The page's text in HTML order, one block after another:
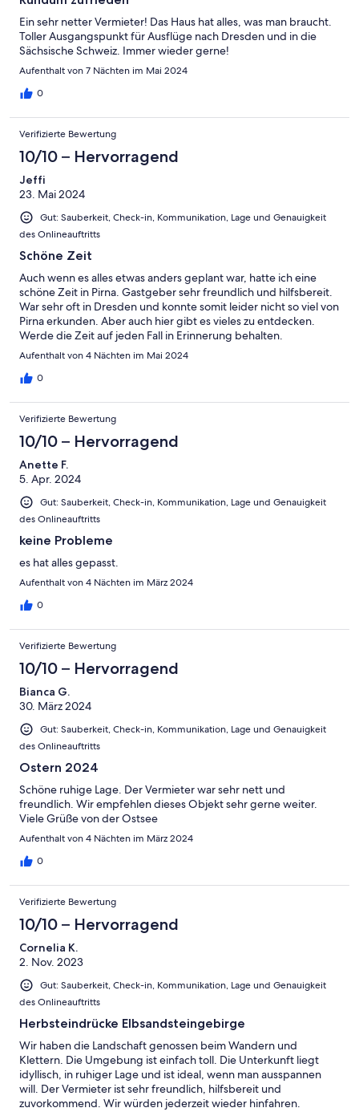
Ein sehr netter Vermieter! Das Haus hat alles, was man braucht.
Toller Ausgangspunkt für Ausflüge nach Dresden und in die
Sächsische Schweiz. Immer wieder gerne!
Aufenthalt von 7 Nächten im Mai 2024
0
Verifizierte Bewertung
10/10 – Hervorragend
Jeffi
23. Mai 2024
Gut: Sauberkeit, Check-in, Kommunikation, Lage und Genauigkeit
des Onlineauftritts
Schöne Zeit
Auch wenn es alles etwas anders geplant war, hatte ich eine
schöne Zeit in Pirna. Gastgeber sehr freundlich und hilfsbereit.
War sehr oft in Dresden und konnte somit leider nicht so viel von
Pirna erkunden. Aber auch hier gibt es vieles zu entdecken.
Werde die Zeit auf jeden Fall in Erinnerung behalten.
Aufenthalt von 4 Nächten im Mai 2024
0
Verifizierte Bewertung
10/10 – Hervorragend
Anette F.
5. Apr. 2024
Gut: Sauberkeit, Check-in, Kommunikation, Lage und Genauigkeit
des Onlineauftritts
keine Probleme
es hat alles gepasst.
Aufenthalt von 4 Nächten im März 2024
0
Verifizierte Bewertung
10/10 – Hervorragend
Bianca G.
30. März 2024
Gut: Sauberkeit, Check-in, Kommunikation, Lage und Genauigkeit
des Onlineauftritts
Ostern 2024
Schöne ruhige Lage. Der Vermieter war sehr nett und
freundlich. Wir empfehlen dieses Objekt sehr gerne weiter.
Viele Grüße von der Ostsee
Aufenthalt von 4 Nächten im März 2024
0
Verifizierte Bewertung
10/10 – Hervorragend
Cornelia K.
2. Nov. 2023
Gut: Sauberkeit, Check-in, Kommunikation, Lage und Genauigkeit
des Onlineauftritts
Herbsteindrücke Elbsandsteingebirge
Wir haben die Landschaft genossen beim Wandern und
Klettern. Die Umgebung ist einfach toll. Die Unterkunft liegt
idyllisch, in ruhiger Lage und ist ideal, wenn man ausspannen
will. Der Vermieter ist sehr freundlich, hilfsbereit und
zuvorkommend. Wir würden jederzeit wieder hinfahren.